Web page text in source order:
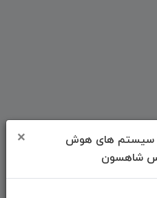
سیستم های هوش
×